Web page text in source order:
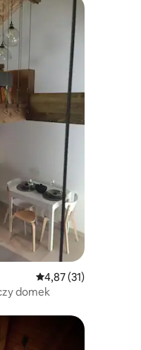
57
Średnia ocena: 4,87
4,87 (31)
Uroczy domek